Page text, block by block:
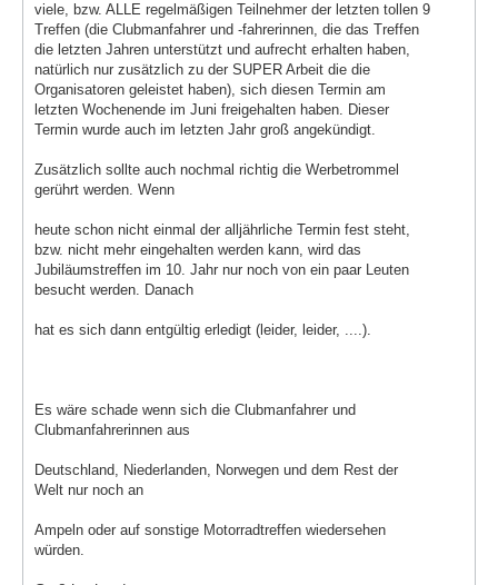
viele, bzw. ALLE regelmäßigen Teilnehmer der letzten tollen 9
Treffen (die Clubmanfahrer und -fahrerinnen, die das Treffen
die letzten Jahren unterstützt und aufrecht erhalten haben,
natürlich nur zusätzlich zu der SUPER Arbeit die die
Organisatoren geleistet haben), sich diesen Termin am
letzten Wochenende im Juni freigehalten haben. Dieser
Termin wurde auch im letzten Jahr groß angekündigt.
Zusätzlich sollte auch nochmal richtig die Werbetrommel
gerührt werden. Wenn
heute schon nicht einmal der alljährliche Termin fest steht,
bzw. nicht mehr eingehalten werden kann, wird das
Jubiläumstreffen im 10. Jahr nur noch von ein paar Leuten
besucht werden. Danach
hat es sich dann entgültig erledigt (leider, leider, ....).
Es wäre schade wenn sich die Clubmanfahrer und
Clubmanfahrerinnen aus
Deutschland, Niederlanden, Norwegen und dem Rest der
Welt nur noch an
Ampeln oder auf sonstige Motorradtreffen wiedersehen
würden.